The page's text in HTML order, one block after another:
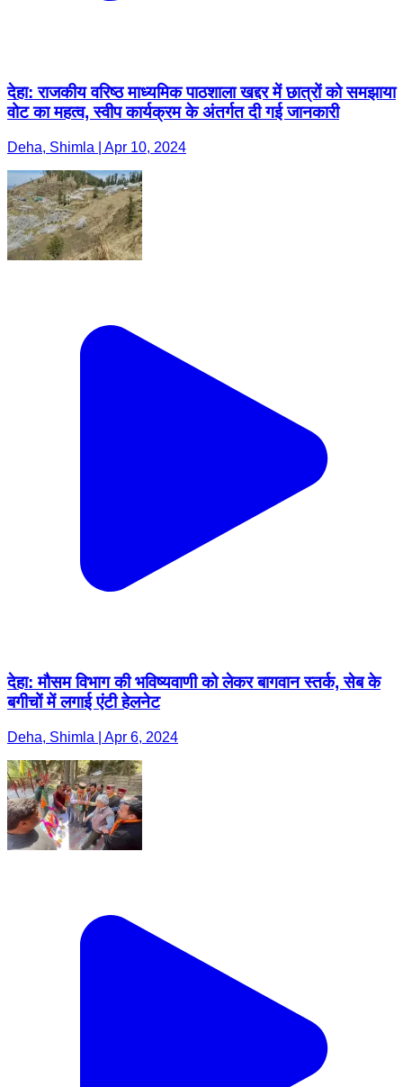
देहा: राजकीय वरिष्ठ माध्यमिक पाठशाला खद्दर में छात्रों को समझाया
वोट का महत्व, स्वीप कार्यक्रम के अंतर्गत दी गई जानकारी
Deha, Shimla | Apr 10, 2024
देहा: मौसम विभाग की भविष्यवाणी को लेकर बागवान स्तर्क, सेब के
बगीचों में लगाई एंटी हेलनेट
Deha, Shimla | Apr 6, 2024